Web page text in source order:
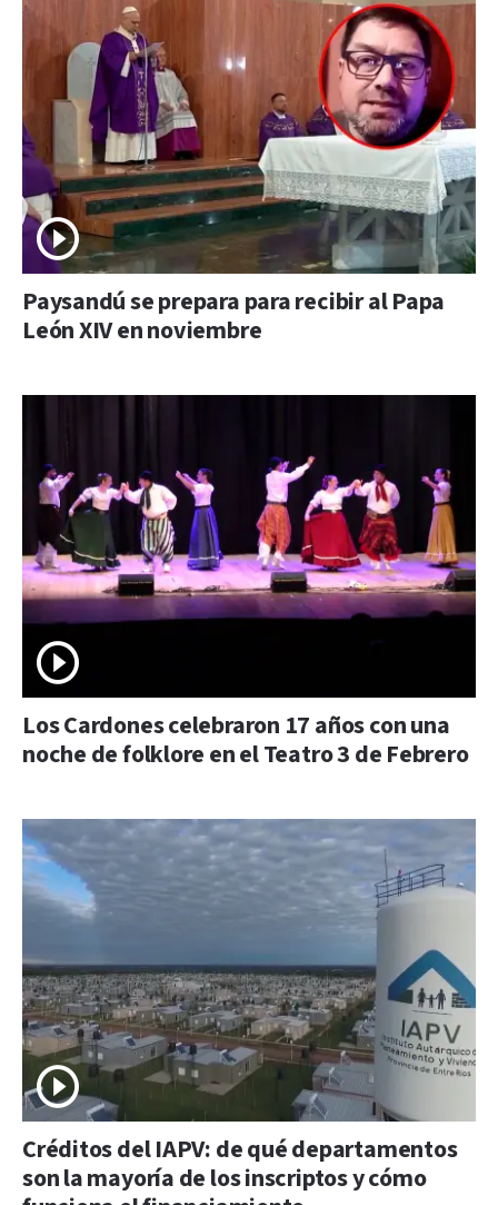
Paysandú se prepara para recibir al Papa
León XIV en noviembre
Los Cardones celebraron 17 años con una
noche de folklore en el Teatro 3 de Febrero
Créditos del IAPV: de qué departamentos
son la mayoría de los inscriptos y cómo